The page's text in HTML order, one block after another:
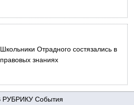
Школьники Отрадного состязались в
правовых знаниях
События